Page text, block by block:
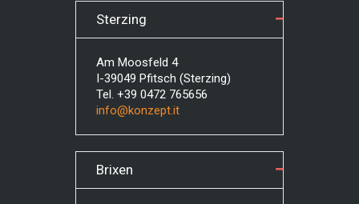
Sterzing
Am Moosfeld 4
I-39049 Pfitsch (Sterzing)
Tel. +39 0472 765656
info@konzept.it
Brixen